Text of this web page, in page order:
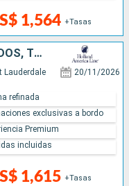
1,564 +Tasas
BAHAMAS, SAN MARTÍN, BARBADOS, TRINIDAD Y TOBAGO, SANTA LUCIA, ANTIGUA Y BARBUDA, ESTADOS UNIDOS
Lauderdale 20/11/2026
1,615 +Tasas
refinada
exclusivas a bordo
Premium
incluidas